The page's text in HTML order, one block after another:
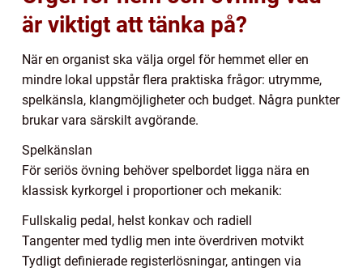
är viktigt att tänka på?
När en organist ska välja orgel för hemmet eller en
mindre lokal uppstår flera praktiska frågor: utrymme,
spelkänsla, klangmöjligheter och budget. Några punkter
brukar vara särskilt avgörande.
Spelkänslan
För seriös övning behöver spelbordet ligga nära en
klassisk kyrkorgel i proportioner och mekanik:
Fullskalig pedal, helst konkav och radiell
Tangenter med tydlig men inte överdriven motvikt
Tydligt definierade registerlösningar, antingen via